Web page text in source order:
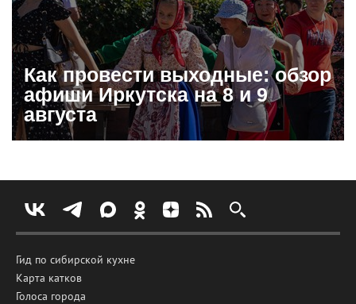
Как провести выходные: обзор
афиши Иркутска на 8 и 9
августа
Гид по сибирской кухне
Карта катков
Голоса города